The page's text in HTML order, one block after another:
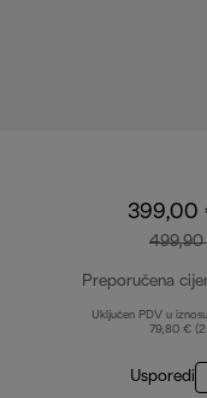
399,00
Preporučena
Uključen PDV u
79,80 €
Usporedi